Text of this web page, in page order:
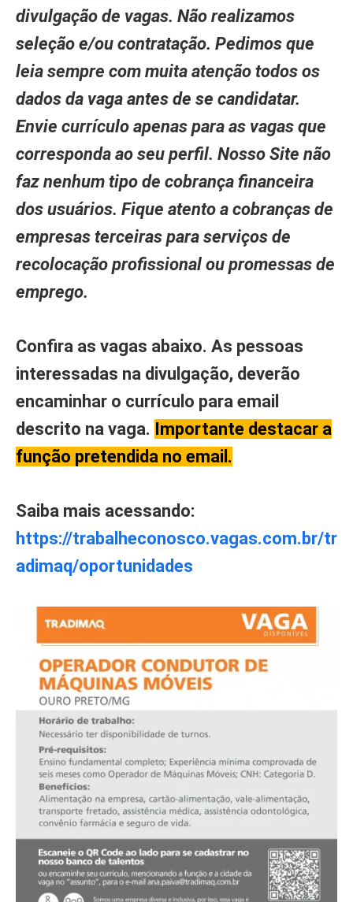
divulgação de vagas. Não realizamos
seleção e/ou contratação. Pedimos que
leia sempre com muita atenção todos os
dados da vaga antes de se candidatar.
Envie currículo apenas para as vagas que
corresponda ao seu perfil. Nosso Site não
faz nenhum tipo de cobrança financeira
dos usuários. Fique atento a cobranças de
empresas terceiras para serviços de
recolocação profissional ou promessas de
emprego.
Confira as vagas abaixo. As pessoas
interessadas na divulgação, deverão
encaminhar o currículo para email
descrito na vaga. Importante destacar a
função pretendida no email.
Saiba mais acessando:
https://trabalheconosco.vagas.com.br/tr
adimaq/oportunidades